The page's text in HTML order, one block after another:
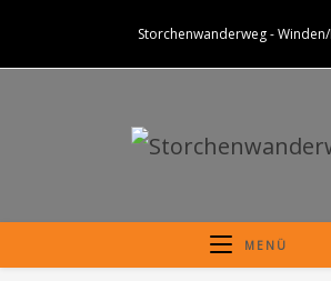
springen
Storchenwanderweg -
MENÜ